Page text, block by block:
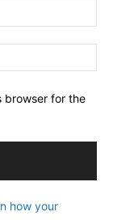
browser for the
how your